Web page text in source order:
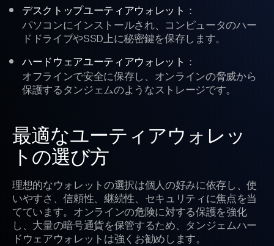
デスクトップユーティアウォレット ：
パソコンにインストールされ、コンピュータのハー
ドドライブやSSD上に秘密鍵を保存します。
ハードウェアユーティアウォレット ：
オフラインで安全に保存し、オンラインの脅威から
保護するタンジェムのようなストレージです。
最適なユーティアウォレッ
トの選び方
理想的なウォレットの選択は個人の好みに依存し、使
いやすさ、信頼性、継続性、セキュリティに焦点を当
てています。オンラインの危険に対する保護を強化
し、大量の暗号通貨を保管するため、タンジェムハー
ドウェアウォレットは強くお勧めします。